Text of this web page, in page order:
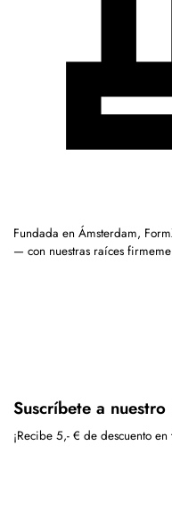
Fundada en Ámsterdam,
— con nuestras raíces
Suscríbete a
¡Recibe 5,- € de descuento